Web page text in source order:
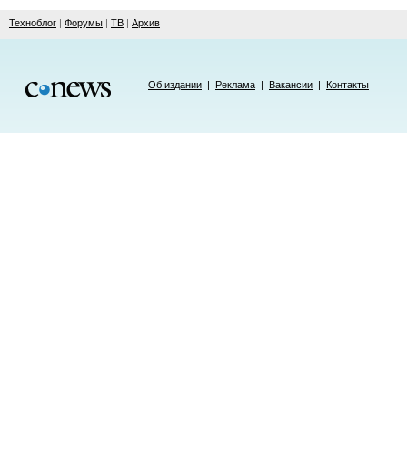
Техноблог | Форумы | ТВ | Архив
Об издании | Реклама | Вакансии | Контакты